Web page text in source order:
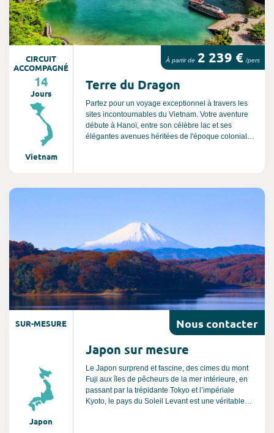
CIRCUIT
ACCOMPAGNÉ
14
Jours
Vietnam
À partir de 2 239 € /pers
Terre du Dragon
Partez pour un voyage exceptionnel à travers les
sites incontournables du Vietnam. Votre aventure
débute à Hanoï, entre son célèbre lac et ses
élégantes avenues héritées de l'époque coloniale.
dernière étape de ce circuit riche en découvertes.
SUR-MESURE
Japon
Nous contacter
Japon sur mesure
Le Japon surprend et fascine, des cimes du mont
Fuji aux îles de pêcheurs de la mer intérieure, en
passant par la trépidante Tokyo et l’impériale
Kyoto, le pays du Soleil Levant est une véritable
Consultez l'offre de voyage